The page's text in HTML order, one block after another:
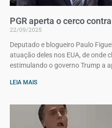
PGR aperta o cerco
22/09/2025
Deputado e blogueiro Paulo
atuação deles nos EUA, de onde
estimulando o governo Trump a
LEIA MAIS